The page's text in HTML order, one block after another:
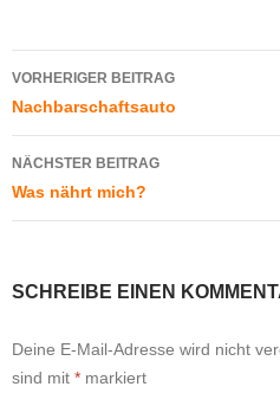
Beitragsnavigation
VORHERIGER BEITRAG
Nachbarschaftsauto
NÄCHSTER BEITRAG
Was nährt mich?
SCHREIBE EINEN
Deine E-Mail-Adresse wird nicht
sind mit * markiert